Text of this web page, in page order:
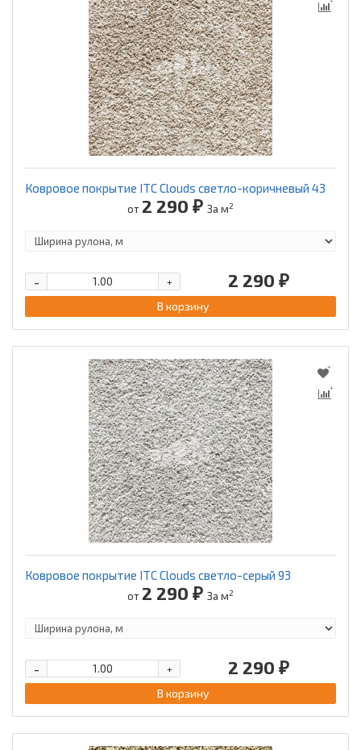
Ковровое покрытие ITC Clouds светло-коричневый 43
от 2 290 ₽ За м2
2 290 ₽
+
-
В корзину
Ковровое покрытие ITC Clouds светло-серый 93
от 2 290 ₽ За м2
2 290 ₽
+
-
В корзину